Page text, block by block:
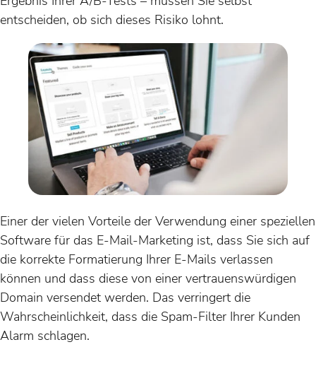
entscheiden, ob sich dieses Risiko lohnt.
Einer der vielen Vorteile der Verwendung einer speziellen
Software für das E-Mail-Marketing ist, dass Sie sich auf
die korrekte Formatierung Ihrer E-Mails verlassen
können und dass diese von einer vertrauenswürdigen
Domain versendet werden. Das verringert die
Wahrscheinlichkeit, dass die Spam-Filter Ihrer Kunden
Alarm schlagen.